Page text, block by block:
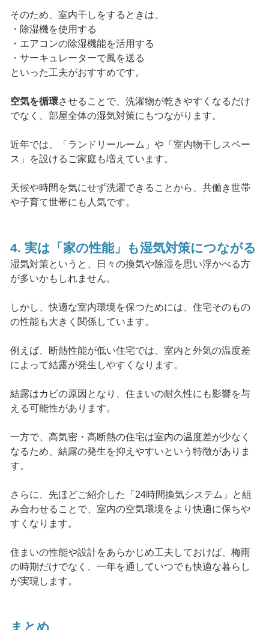
そのため、室内干しをするときは、
・除湿機を使用する
・エアコンの除湿機能を活用する
・サーキュレーターで風を送る
といった工夫がおすすめです。
空気を循環させることで、洗濯物が乾きやすくなるだけ
でなく、部屋全体の湿気対策にもつながります。
近年では、「ランドリールーム」や「室内物干しスペー
ス」を設けるご家庭も増えています。
天候や時間を気にせず洗濯できることから、共働き世帯
や子育て世帯にも人気です。
4. 実は「家の性能」も湿気対策につながる
湿気対策というと、日々の換気や除湿を思い浮かべる方
が多いかもしれません。
しかし、快適な室内環境を保つためには、住宅そのもの
の性能も大きく関係しています。
例えば、断熱性能が低い住宅では、室内と外気の温度差
によって結露が発生しやすくなります。
結露はカビの原因となり、住まいの耐久性にも影響を与
える可能性があります。
一方で、高気密・高断熱の住宅は室内の温度差が少なく
なるため、結露の発生を抑えやすいという特徴がありま
す。
さらに、先ほどご紹介した「24時間換気システム」と組
み合わせることで、室内の空気環境をより快適に保ちや
すくなります。
住まいの性能や設計をあらかじめ工夫しておけば、梅雨
の時期だけでなく、一年を通していつでも快適な暮らし
が実現します。
まとめ